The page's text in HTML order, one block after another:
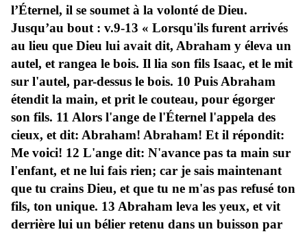
l’Éternel, il se soumet à la volonté de Dieu.
Jusqu’au bout : v.9-13 « Lorsqu'ils furent arrivés
au lieu que Dieu lui avait dit, Abraham y éleva un
autel, et rangea le bois. Il lia son fils Isaac, et le mit
sur l'autel, par-dessus le bois. 10 Puis Abraham
étendit la main, et prit le couteau, pour égorger
son fils. 11 Alors l'ange de l'Éternel l'appela des
cieux, et dit: Abraham! Abraham! Et il répondit:
Me voici! 12 L'ange dit: N'avance pas ta main sur
l'enfant, et ne lui fais rien; car je sais maintenant
que tu crains Dieu, et que tu ne m'as pas refusé ton
fils, ton unique. 13 Abraham leva les yeux, et vit
derrière lui un bélier retenu dans un buisson par